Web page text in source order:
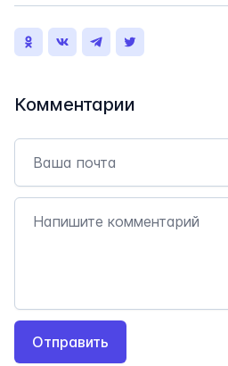
Комментарии
Email
Comment
Отправить